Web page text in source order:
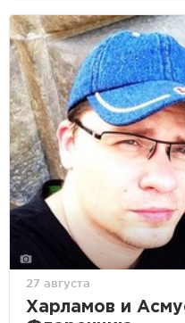
27 августа
Харламов и